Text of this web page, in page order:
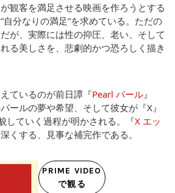
観客を満足させる映画を作ろうとする
分なりの満足”を求めている。ただの
が、実際には性の抑圧、老い、そして
る美しさを、悲劇的かつ恐ろしく描き
ているのが前日譚『Pearl パール 』
ールの夢や希望、そして彼女が『X』
していく過程が明かされる。『X エッ
くする、見事な補完作である。
PRIME VIDEO
で観る